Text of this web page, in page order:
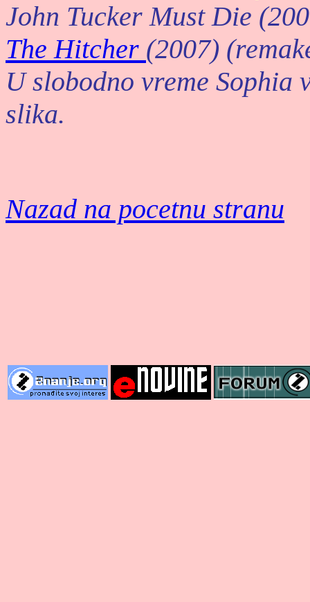
John Tucker Must Die
The Hitcher (2007)
U slobodno vreme Sophia
slika.
Nazad na pocetnu stranu